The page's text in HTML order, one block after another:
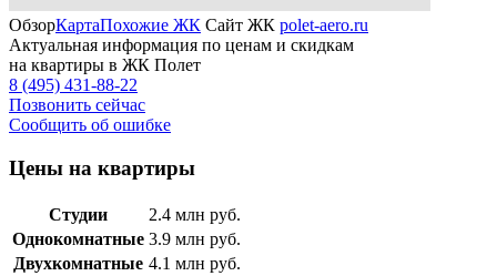
ОбзорКартаПохожие ЖК Сайт ЖК polet-aero.ru
Актуальная информация по ценам и скидкам
на квартиры в ЖК Полет
8 (495) 431-88-22
Позвонить сейчас
Сообщить об ошибке
Цены на квартиры
Студии 2.4 млн руб.
Однокомнатные 3.9 млн руб.
Двухкомнатные 4.1 млн руб.